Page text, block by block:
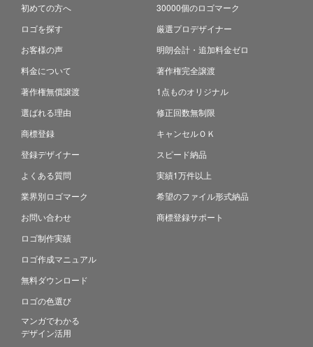
初めての方へ
ロゴを探す
お客様の声
料金について
著作権無償譲渡
選ばれる理由
商標登録
登録デザイナー
よくある質問
業界別ロゴマーク
お問い合わせ
ロゴ制作実績
ロゴ作成マニュアル
無料ダウンロード
ロゴの色選び
マンガでわかる
デザイン活用
30000個のロゴマーク
厳選プロデザイナー
明朗会計・追加料金ゼロ
著作権完全譲渡
1点ものオリジナル
修正回数無制限
キャンセルＯＫ
スピード納品
実績1万件以上
希望のファイル形式納品
商標登録サポート